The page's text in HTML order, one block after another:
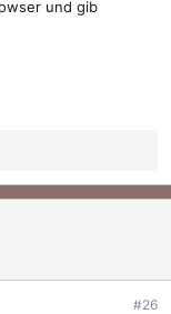
und gib
#26